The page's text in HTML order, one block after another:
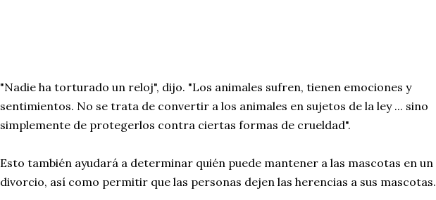
"Nadie ha torturado un reloj", dijo. "Los animales sufren, tienen emociones y
sentimientos. No se trata de convertir a los animales en sujetos de la ley ... sino
simplemente de protegerlos contra ciertas formas de crueldad".
Esto también ayudará a determinar quién puede mantener a las mascotas en un
divorcio, así como permitir que las personas dejen las herencias a sus mascotas.